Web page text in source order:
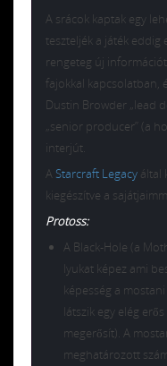
A srácok kaptak egy
teszteljék a játék eddig
rengeteg új
fajokkal kapcsolatban,
Dustin Browder „lead
„senior producer” (a
interjút.
A Starcraft Legacy által
kiegészítve a
Protoss:
A Black-Hole (a
lyukat képez ami
képesség a
látszik egy elég
megerősít). A
meghatározott